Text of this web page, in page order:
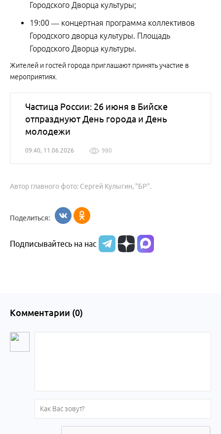
Городского Дворца культуры;
19:00 — концертная программа коллективов
Городского дворца культуры. Площадь
Городского Дворца культуры.
Жителей и гостей города приглашают принять участие в
мероприятиях.
Частица России: 26 июня в Бийске
отпразднуют День города и День
молодежи
09:40, 11.06.2026 980
Автор главного фото: Сергей Кулыгин, "БР".
Поделиться:
Подписывайтесь на нас
Комментарии (0)